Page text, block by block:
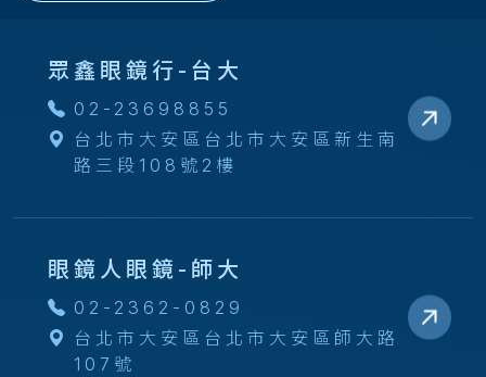
眾鑫眼鏡行-台大
02-23698855
台北市大安區台北市大安區新生南
路三段108號2樓
眼鏡人眼鏡-師大
02-2362-0829
台北市大安區台北市大安區師大路
107號